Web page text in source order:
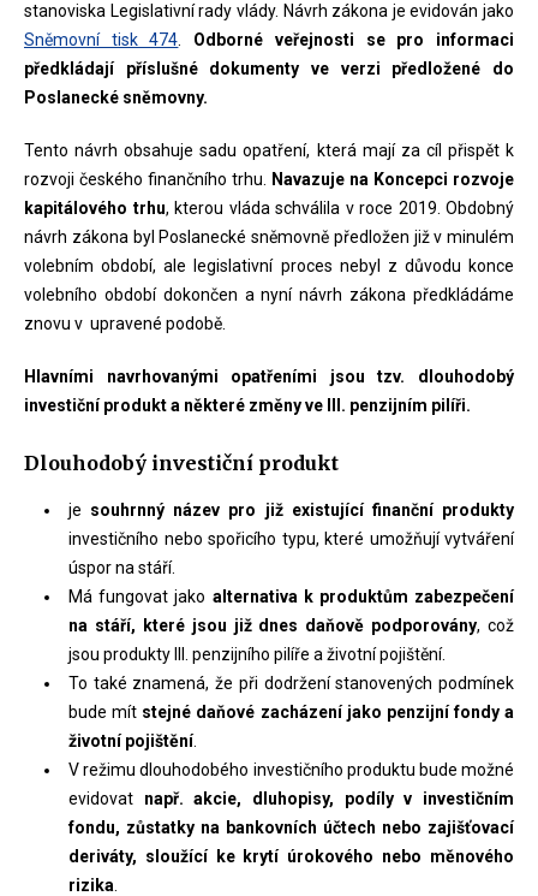
stanoviska Legislativní rady vlády. Návrh zákona je evidován jako
Sněmovní tisk 474
Odborné veřejnosti se pro informaci
předkládají příslušné dokumenty ve verzi předložené do
Poslanecké sněmovny.
Tento návrh obsahuje sadu opatření, která mají za cíl přispět k
rozvoji českého finančního trhu.
Navazuje na Koncepci rozvoje
kapitálového trhu, kterou vláda schválila v roce 2019. Obdobný
návrh zákona byl Poslanecké sněmovně předložen již v minulém
volebním období, ale legislativní proces nebyl z důvodu konce
volebního období dokončen a nyní návrh zákona předkládáme
znovu v upravené podobě.
Hlavními navrhovanými opatřeními jsou tzv. dlouhodobý
investiční produkt a některé změny ve III. penzijním pilíři.
Dlouhodobý investiční produkt
je souhrnný název pro již existující finanční produkty
investičního nebo spořicího typu, které umožňují vytváření
úspor na stáří.
Má fungovat jako alternativa k produktům zabezpečení
na stáří, které jsou již dnes daňově podporovány, což
jsou produkty III. penzijního pilíře a životní pojištění.
To také znamená, že při dodržení stanovených podmínek
bude mít stejné daňové zacházení jako penzijní fondy a
životní pojištění.
V režimu dlouhodobého investičního produktu bude možné
evidovat např. akcie, dluhopisy, podíly v investičním
fondu, zůstatky na bankovních účtech nebo zajišťovací
deriváty, sloužící ke krytí úrokového nebo měnového
rizika